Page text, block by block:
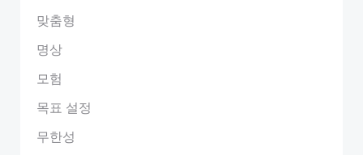
맞춤형
명상
모험
목표 설정
무한성